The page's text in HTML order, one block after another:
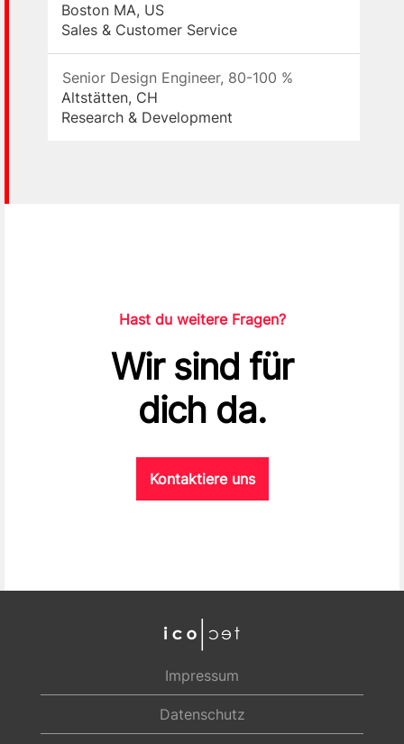
Boston MA, US
Sales & Customer Service
Senior Design Engineer, 80-100 %
Altstätten, CH
Research & Development
Hast du weitere Fragen?
Wir sind für
dich da.
Kontaktiere uns
Impressum
Datenschutz